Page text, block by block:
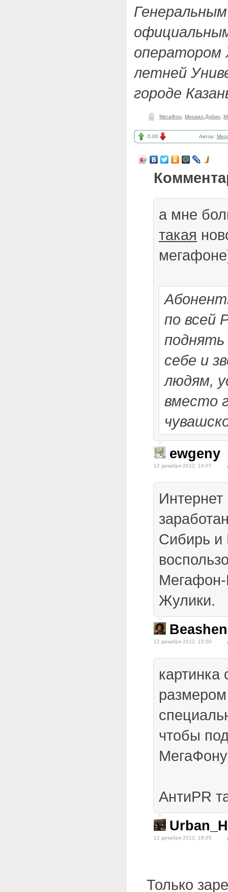
оператором
летней
городе
МегаФон Михаил Дубин
-5.00 Автор:
а мне
такая
по всей
себе и
людям,
вместо
ewgeny
12 декабря 2012, 14:07
Сибирь
Мегафон-
Жулики.
Beashen
12 декабря 2012, 15:00
картинка
чтобы
АнтиPR
12 декабря 2012, 18:05
Только